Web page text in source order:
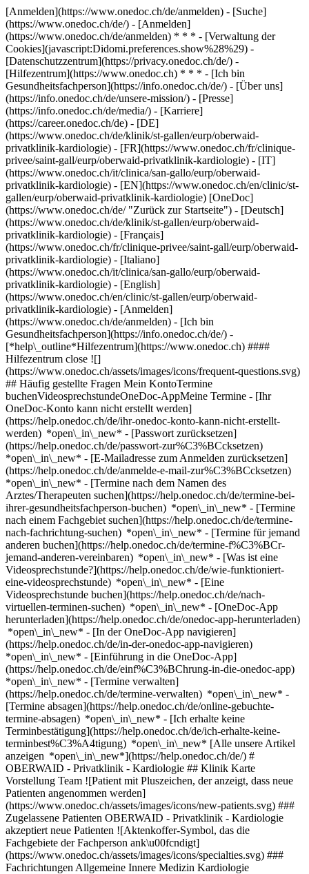
[Anmelden](https://www.onedoc.ch/de/anmelden) - [Suche]
(https://www.onedoc.ch/de/) - [Anmelden]
(https://www.onedoc.ch/de/anmelden) * * * - [Verwaltung der
Cookies](javascript:Didomi.preferences.show%28%29) -
[Datenschutzzentrum](https://privacy.onedoc.ch/de/) -
[Hilfezentrum](https://www.onedoc.ch) * * * - [Ich bin
Gesundheitsfachperson](https://info.onedoc.ch/de/) - [Über uns]
(https://info.onedoc.ch/de/unsere-mission/) - [Presse]
(https://info.onedoc.ch/de/media/) - [Karriere]
(https://career.onedoc.ch/de) - [DE]
(https://www.onedoc.ch/de/klinik/st-gallen/eurp/oberwaid-
privatklinik-kardiologie) - [FR](https://www.onedoc.ch/fr/clinique-
privee/saint-gall/eurp/oberwaid-privatklinik-kardiologie) - [IT]
(https://www.onedoc.ch/it/clinica/san-gallo/eurp/oberwaid-
privatklinik-kardiologie) - [EN](https://www.onedoc.ch/en/clinic/st-
gallen/eurp/oberwaid-privatklinik-kardiologie) [OneDoc]
(https://www.onedoc.ch/de/ "Zurück zur Startseite") - [Deutsch]
(https://www.onedoc.ch/de/klinik/st-gallen/eurp/oberwaid-
privatklinik-kardiologie) - [Français]
(https://www.onedoc.ch/fr/clinique-privee/saint-gall/eurp/oberwaid-
privatklinik-kardiologie) - [Italiano]
(https://www.onedoc.ch/it/clinica/san-gallo/eurp/oberwaid-
privatklinik-kardiologie) - [English]
(https://www.onedoc.ch/en/clinic/st-gallen/eurp/oberwaid-
privatklinik-kardiologie) - [Anmelden]
(https://www.onedoc.ch/de/anmelden) - [Ich bin
Gesundheitsfachperson](https://info.onedoc.ch/de/) -
[*help\_outline*Hilfezentrum](https://www.onedoc.ch) ####
Hilfezentrum close ![]
(https://www.onedoc.ch/assets/images/icons/frequent-questions.svg)
## Häufig gestellte Fragen Mein KontoTermine
buchenVideosprechstundeOneDoc-AppMeine Termine - [Ihr
OneDoc-Konto kann nicht erstellt werden]
(https://help.onedoc.ch/de/ihr-onedoc-konto-kann-nicht-erstellt-
werden) *open\_in\_new* - [Passwort zurücksetzen]
(https://help.onedoc.ch/de/passwort-zur%C3%BCcksetzen)
*open\_in\_new* - [E-Mailadresse zum Anmelden zurücksetzen]
(https://help.onedoc.ch/de/anmelde-e-mail-zur%C3%BCcksetzen)
*open\_in\_new* - [Termine nach dem Namen des
Arztes/Therapeuten suchen](https://help.onedoc.ch/de/termine-bei-
ihrer-gesundheitsfachperson-buchen) *open\_in\_new* - [Termine
nach einem Fachgebiet suchen](https://help.onedoc.ch/de/termine-
nach-fachrichtung-suchen) *open\_in\_new* - [Termine für jemand
anderen buchen](https://help.onedoc.ch/de/termine-f%C3%BCr-
jemand-anderen-vereinbaren) *open\_in\_new* - [Was ist eine
Videosprechstunde?](https://help.onedoc.ch/de/wie-funktioniert-
eine-videosprechstunde) *open\_in\_new* - [Eine
Videosprechstunde buchen](https://help.onedoc.ch/de/nach-
virtuellen-terminen-suchen) *open\_in\_new* - [OneDoc-App
herunterladen](https://help.onedoc.ch/de/onedoc-app-herunterladen)
*open\_in\_new* - [In der OneDoc-App navigieren]
(https://help.onedoc.ch/de/in-der-onedoc-app-navigieren)
*open\_in\_new* - [Einführung in die OneDoc-App]
(https://help.onedoc.ch/de/einf%C3%BChrung-in-die-onedoc-app)
*open\_in\_new* - [Termine verwalten](https://help.onedoc.ch/de/termine-verwalten) *open\_in\_new* - [Termine absagen](https://help.onedoc.ch/de/online-gebuchte-termine-absagen) *open\_in\_new* - [Ich erhalte keine Terminbestätigung](https://help.onedoc.ch/de/ich-erhalte-keine-terminbest%C3%A4tigung) *open\_in\_new* [Alle unsere Artikel anzeigen *open\_in\_new*](https://help.onedoc.ch/de/) # OBERWAID - Privatklinik - Kardiologie ## Klinik Karte Vorstellung Team ![Patient mit Pluszeichen, der anzeigt, dass neue Patienten angenommen werden](https://www.onedoc.ch/assets/images/icons/new-patients.svg) ### Zugelassene Patienten OBERWAID - Privatklinik - Kardiologie akzeptiert neue Patienten ![Aktenkoffer-Symbol, das die Fachgebiete der Fachperson ank\u00fcndigt](https://www.onedoc.ch/assets/images/icons/specialties.svg) ### Fachrichtungen Allgemeine Innere Medizin Kardiologie [*arrow\_drop\_down*Mehr anzeigen](https://www.onedoc.ch) ![Standortmarker, der Karte und Zugangsinformationen zur Praxis anzeigt](https://www.onedoc.ch/assets/images/icons/map.svg) ### Karte und Anreiseinformationen #### OBERWAID - Privatklinik - Kardiologie Rorschacher Strasse 311 9016 St. Gallen ![Dokument-Symbol, das die Vorstellung der Praxis ankündigt](https://www.onedoc.ch/assets/images/icons/presentation.svg) ### Vorstellung der Einrichtung Kommen Sie zu einem Termin bei uns vorbei: __OBERWAID - Privatklinik - Kardiologie__, Klinik, St. Gallen. - __Clemens Drobig, Uwe Grommas__ sind spezialisiert auf __Kardiologie__ Für weitere Informationen oder um einen Termin zu buchen, können Sie uns auch anrufen: [071 282 00 00](tel:+41712820000). ![Personengruppe-Symbol, das die Liste der in der Praxis tätigen Fachpersonen ankündigt](https://www.onedoc.ch/assets/images/icons/team.svg) ### Team Kardiologen [![Clemens Drobig, Kardiologe in St. Gallen](https://www.onedoc.ch/assets/images/male.png "Clemens Drobig, Kardiologe in St. Gallen") \ __Dr. Clemens Drobig__](https://www.onedoc.ch/de/kardiologe/st-gallen/pbdhk/dr-clemens-drobig) [![Uwe Grommas, Kardiologe in St. Gallen](https://www.onedoc.ch/assets/images/male.png "Uwe Grommas, Kardiologe in St. Gallen") \ __Dr. Uwe Grommas__](https://www.onedoc.ch/de/kardiologe/st-gallen/pbdkw/dr-uwe-grommas) ![Sprechblasen-Symbol, das den FAQ-Bereich ank\u00fcndigt](https://www.onedoc.ch/assets/images/icons/faq.svg) ### FAQ *expand\_more* *keyboard\_arrow\_right* ## Wie lautet die Adresse von OBERWAID - Privatklinik - Kardiologie? OBERWAID - Privatklinik - Kardiologie empfängt Patienten hier: Rorschacher Strasse 311, 9016 St. Gallen. * * * *keyboard\_arrow\_right* ## Wie lautet die Telefonnummer von OBERWAID - Privatklinik - Kardiologie? Die Telefonnummer von OBERWAID - Privatklinik - Kardiologie lautet [071 282 00 00](tel:+41712820000). * * * *keyboard\_arrow\_right* ## Welche Fachrichtungen werden in OBERWAID - Privatklinik - Kardiologie praktiziert? OBERWAID - Privatklinik - Kardiologie bietet Beratungen/ Behandlungen in [Allgemeine Innere Medizin](https://www.onedoc.ch/de/facharzt-fur-allgemeine-innere-medizin/st-gallen) und [Kardiologie](https://www.onedoc.ch/de/kardiologe/st-gallen) an. * * * *keyboard\_arrow\_right* ## Nimmt OBERWAID - Privatklinik - Kardiologie neue Patienten auf? Ja, OBERWAID - Privatklinik - Kardiologie nimmt neue Patienten an. Um einen Termin zu vereinbaren, können neue Patienten einfach online über OneDoc buchen. * * * *keyboard\_arrow\_right* ## Welche Sprachen werden in OBERWAID - Privatklinik - Kardiologie gesprochen? OBERWAID - Privatklinik - Kardiologie bietet Beratungen/ Behandlungen in Deutsch an. 1. [OneDoc](https://www.onedoc.ch/de/)/ 2. [Klinik](https://www.onedoc.ch/de/klinik)/ 3. [Kanton St. Gallen](https://www.onedoc.ch/de/klinik/kanton-st-gallen)/ 4. [St. Gallen](https://www.onedoc.ch/de/klinik/st-gallen)/ 5. OBERWAID - Privatklinik - Kardiologie ### Sind Sie zuständig für die Verwaltung dieser Einrichtung? Beanspruchen Sie Ihr OneDoc Profil! OneDoc hilft Ihnen: *group*neue Patienten anzusprechen *phone\_in\_talk*die Anzahl der Anrufe in der Praxis zu reduzieren *thumb\_up*den Patienten einen modernen, digitalen Service anzubieten [OneDoc Pro entdecken](https://info.onedoc.ch/de/) ### Laden Sie die OneDoc-App herunter Buchen Sie online einen Termin bei einem Arzt, Zahnarzt oder Therapeuten in Ihrer Nähe in der Schweiz. Mit der OneDoc-App können Sie alle Ihre medizinischen Termine von Ihrem Handy aus verwalten, jederzeit und überall. ![QR-Code, der zum Apple App Store oder Google Play leitet, um die OneDoc Patienten-App zu laden](https://www.onedoc.ch/assets/images/download-app-qr.jpeg) Scannen Sie den QR-Code, um die App herunterzuladen [![Laden Sie unsere App im App Store herunter!](https://www.onedoc.ch/assets/images/app-store-badge-de.svg)](https://apps.apple.com/ch/app/onedoc/id1592376413?l=fr)[![Laden Sie unsere App im Google Play Store herunter!](https://www.onedoc.ch/assets/images/google-play-badge-de.png)](https://play.google.com/store/apps/details?id=ch.onedoc.patient&hl=fr-CH) *keyboard\_arrow\_right* ## Verwandte Suchbegriffe [Facharzt für Allgemeine Innere Medizin in Frauenfeld](https://www.onedoc.ch/de/facharzt-fur-allgemeine-innere-medizin/frauenfeld)[Facharzt für Allgemeine Innere Medizin in Hittnau](https://www.onedoc.ch/de/facharzt-fur-allgemeine-innere-medizin/hittnau)[Facharzt für Allgemeine Innere Medizin in Sulgen](https://www.onedoc.ch/de/facharzt-fur-allgemeine-innere-medizin/sulgen)[Facharzt für Allgemeine Innere Medizin in Wildhaus-Alt Sankt Johann](https://www.onedoc.ch/de/facharzt-fur-allgemeine-innere-medizin/wildhaus-alt-sankt-johann)[Facharzt für Allgemeine Innere Medizin in Wagenhausen](https://www.onedoc.ch/de/facharzt-fur-allgemeine-innere-medizin/wagenhausen)[Facharzt für Allgemeine Innere Medizin in St. Gallen](https://www.onedoc.ch/de/facharzt-fur-allgemeine-innere-medizin/st-gallen)[Facharzt für Allgemeine Innere Medizin in Gachnang](https://www.onedoc.ch/de/facharzt-fur-allgemeine-innere-medizin/gachnang)[Kardiologe in St. Gallen](https://www.onedoc.ch/de/kardiologe/st-gallen)[Facharzt für Allgemeine Innere Medizin in Wiesendangen](https://www.onedoc.ch/de/facharzt-fur-allgemeine-innere-medizin/wiesendangen)[Kardiologe in Frauenfeld](https://www.onedoc.ch/de/kardiologe/frauenfeld)[Facharzt für Allgemeine Innere Medizin in Gossau SG](https://www.onedoc.ch/de/facharzt-fur-allgemeine-innere-medizin/gossau?state=SG)[Facharzt für Allgemeine Innere Medizin in Schübelbach](https://www.onedoc.ch/de/facharzt-fur-allgemeine-innere-medizin/schubelbach)[Facharzt für Allgemeine Innere Medizin in Matzingen](https://www.onedoc.ch/de/facharzt-fur-allgemeine-innere-medizin/matzingen)[Facharzt für Allgemeine Innere Medizin in Weinfelden](https://www.onedoc.ch/de/facharzt-fur-allgemeine-innere-medizin/weinfelden)[Facharzt für Allgemeine Innere Medizin in Pfäffikon ZH](https://www.onedoc.ch/de/facharzt-fur-allgemeine-innere-medizin/pfaffikon?state=ZH)[Kardiologe in Speicher](https://www.onedoc.ch/de/kardiologe/speicher)[Facharzt für Allgemeine Innere Medizin in Bottighofen](https://www.onedoc.ch/de/facharzt-fur-allgemeine-innere-medizin/bottighofen)[Facharzt für Allgemeine Innere Medizin in Ermatingen](https://www.onedoc.ch/de/facharzt-fur-allgemeine-innere-medizin/ermatingen)[Facharzt für Allgemeine Innere Medizin in Altstätten](https://www.onedoc.ch/de/facharzt-fur-allgemeine-innere-medizin/altstatten)[Facharzt für Allgemeine Innere Medizin in Abtwil SG](https://www.onedoc.ch/de/facharzt-fur-allgemeine-innere-medizin/abtwil?state=SG)[Facharzt für Allgemeine Innere Medizin in Kreuzlingen](https://www.onedoc.ch/de/facharzt-fur-allgemeine-innere-medizin/kreuzlingen) *keyboard\_arrow\_right* ## Beliebte Suchbegriffe [Klinik in St. Gallen](https://www.onedoc.ch/de/klinik/st-gallen)[Klinik in Rapperswil](https://www.onedoc.ch/de/klinik/rapperswil)[Klinik in Pfäfers](https://www.onedoc.ch/de/klinik/pfafers)[Klinik in Bad Ragaz](https://www.onedoc.ch/de/klinik/bad-ragaz)[Klinik in Niederuzwil](https://www.onedoc.ch/de/klinik/niederuzwil)[Klinik in Wil SG](https://www.onedoc.ch/de/klinik/wil)[Klinik in Walenstadtberg](https://www.onedoc.ch/de/klinik/walenstadtberg)[Klinik in Heerbrugg](https://www.onedoc.ch/de/klinik/heerbrugg)[Klinik in Buchs SG](https://www.onedoc.ch/de/klinik/buchs)[Klinik in Uznach](https://www.onedoc.ch/de/klinik/uznach)[Klinik in Valens](https://www.onedoc.ch/de/klinik/valens) *keyboard\_arrow\_right* ## Verzeichnis der Einrichtungen [Medizinische Praxis](https://www.onedoc.ch/de/medizinische-praxis)[Medizinisches Zentrum](https://www.onedoc.ch/de/medizinisches-zentrum)[Gruppenpraxis](https://www.onedoc.ch/de/gruppenpraxis)[Zahnarztpraxis](https://www.onedoc.ch/de/zahnarztpraxis)[Apotheke](https://www.onedoc.ch/de/apotheke)[Osteopathiepraxis](https://www.onedoc.ch/de/osteopathiepraxis)[Physiotherapiepraxis](https://www.onedoc.ch/de/physiotherapiepraxis)[Medizinische Gruppe](https://www.onedoc.ch/de/medizinische-gruppe)[Zahnklinik](https://www.onedoc.ch/de/zahnklinik)[Gesundheitszentrum](https://www.onedoc.ch/de/gesundheitszentrum)[Optikgeschäft](https://www.onedoc.ch/de/optikgeschaft)[Hörzentrum](https://www.onedoc.ch/de/horzentrum)[Klinik](https://www.onedoc.ch/de/klinik)[Spital](https://www.onedoc.ch/de/spital)[Medizinisches und Zahnmedizinisches Zentrum](https://www.onedoc.ch/de/medizinisches-und-zahnmedizinisches-zentrum)[Pflegezentrum](https://www.onedoc.ch/de/pflegezentrum)[Medizinisches Labor](https://www.onedoc.ch/de/medizinisches-labor)[Praxis für Alternative Medizin](https://www.onedoc.ch/de/praxis-fur-alternative-medizin)[Medizinisches Bildgebungszentrum](https://www.onedoc.ch/de/medizinisches-bildgebungszentrum) *keyboard\_arrow\_right* ## Finden Sie einen Arzt oder Therapeuten [Ärzte- und Therapeutenverzeichnis](https://www.onedoc.ch/de/verzeichnis) [A](https://www.onedoc.ch/de/verzeichnis/A) [B](https://www.onedoc.ch/de/verzeichnis/B) [C](ht